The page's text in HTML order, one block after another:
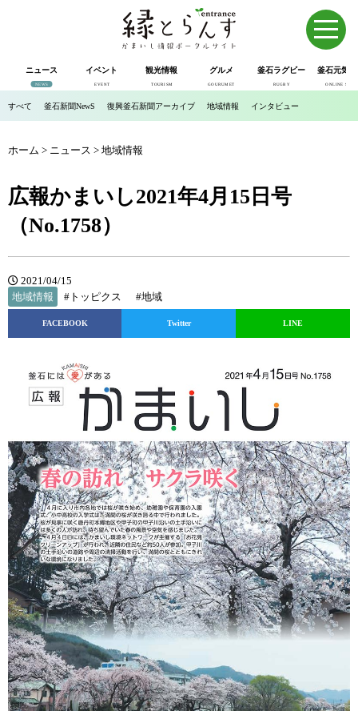
ニュース
NEWS
イベント
EVENT
観光情報
TOURISM
グルメ
GOURUMET
釜石ラグビー
RUGBY
釜石元気
ONLINE SHOP
すべて 釜石新聞NewS 復興釜石新聞アーカイブ 地域情報 インタビュー
ホーム > ニュース > 地域情報
広報かまいし2021年4月15日号
（No.1758）
2021/04/15
地域情報
#トッピクス #地域
FACEBOOK Twitter LINE